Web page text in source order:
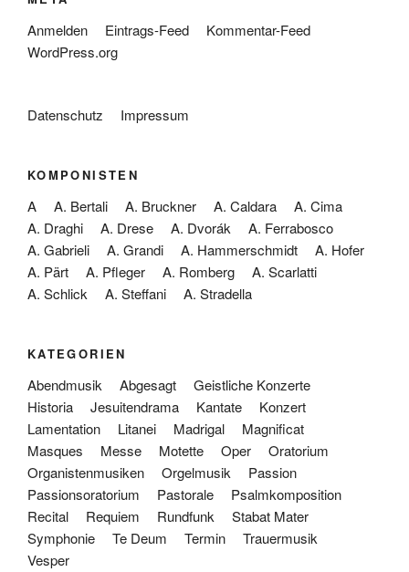
Anmelden Eintrags-Feed
Kommentar-Feed
WordPress.org
Datenschutz Impressum
KOMPONISTEN
A A. Bertali A. Bruckner A. Caldara
A. Cima
A. Draghi
A. Drese A. Dvorák
A. Ferrabosco
A. Gabrieli
A. Grandi A. Hammerschmidt
A. Hofer
A. Pärt
A. Pfleger A. Romberg
A. Scarlatti
A. Schlick
A. Steffani A. Stradella
KATEGORIEN
Abendmusik Abgesagt
Geistliche Konzerte
Historia
Jesuitendrama Kantate
Konzert
Lamentation
Litanei Madrigal
Magnificat
Masques
Messe Motette Oper
Oratorium
Organistenmusiken
Orgelmusik
Passion
Passionsoratorium
Pastorale
Psalmkomposition
Recital
Requiem Rundfunk
Stabat Mater
Symphonie
Te Deum Termin
Trauermusik
Vesper